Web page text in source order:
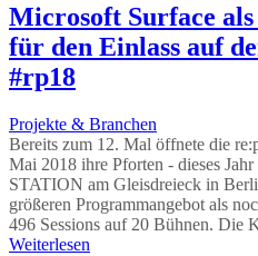
Microsoft Surface
für den Einlass auf
#rp18
Projekte & Branchen
Bereits zum 12. Mal öffnete die
Mai 2018 ihre Pforten - dieses
STATION am Gleisdreieck in
größeren Programmangebot als
496 Sessions auf 20 Bühnen. Die
Weiterlesen